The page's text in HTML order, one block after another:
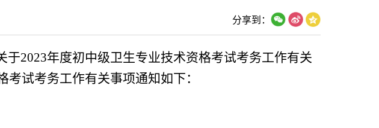
分享到：
于2023年度初中级卫生专业技术资格考试考务工作有关
试考务工作有关事项通知如下：